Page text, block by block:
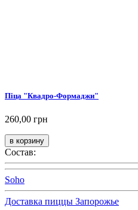
Піца "Квадро-Формаджи"
260,00 грн
Состав:
Soho
Доставка пиццы Запорожье